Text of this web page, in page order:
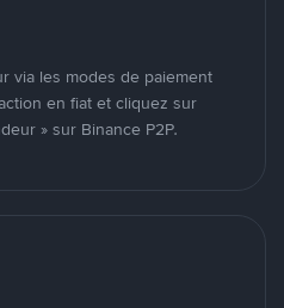
via les modes de paiement
en fiat et cliquez sur
» sur Binance P2P.